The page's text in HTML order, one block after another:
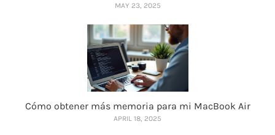
MAY 23, 2025
Cómo obtener más memoria para mi MacBook Air
APRIL 18, 2025